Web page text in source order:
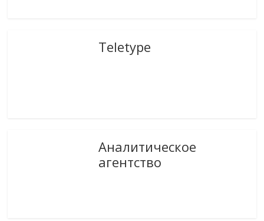
Teletype
Аналитическое
агентство